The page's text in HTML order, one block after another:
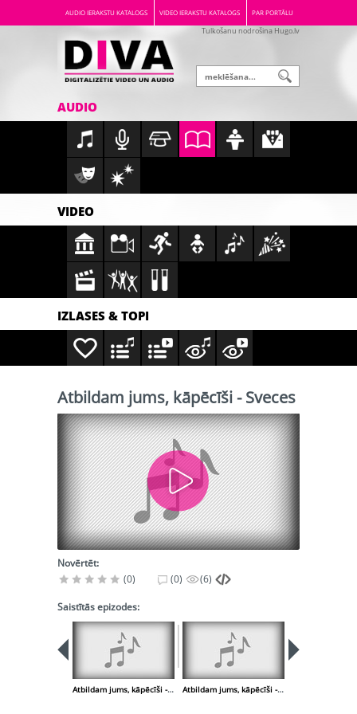
AUDIO IERAKSTU KATALOGS VIDEO IERAKSTU KATALOGS PAR PORTĀLU
Tulkošanu nodrošina Hugo.lv
AUDIO
VIDEO
IZLASES & TOPI
Atbildam jums, kāpēcīši - Sveces
Novērtēt:
(0)
(0) (6)
Saistītās epizodes:
Atbildam jums, kāpēcīši - Jaungada tradicijas. Ķekatas Atbildam jums, kāpēcīši - Anekdotes